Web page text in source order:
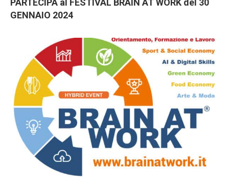
PARTECIPA al FESTIVAL BRAIN AT WORK del 30
GENNAIO 2024